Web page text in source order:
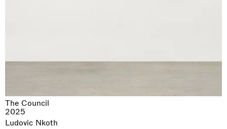
The Council
2025
Ludovic Nkoth